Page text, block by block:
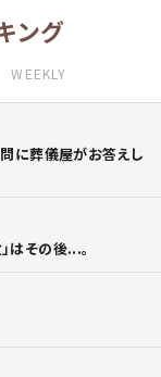
ング
WEEKLY
に葬儀屋がお答えし
はその後...。